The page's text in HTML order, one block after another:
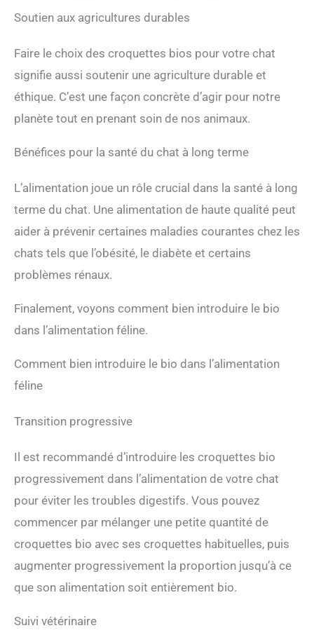
Soutien aux agricultures durables
Faire le choix des croquettes bios pour votre chat
signifie aussi soutenir une agriculture durable et
éthique. C’est une façon concrète d’agir pour notre
planète tout en prenant soin de nos animaux.
Bénéfices pour la santé du chat à long terme
L’alimentation joue un rôle crucial dans la santé à long
terme du chat. Une alimentation de haute qualité peut
aider à prévenir certaines maladies courantes chez les
chats tels que l’obésité, le diabète et certains
problèmes rénaux.
Finalement, voyons comment bien introduire le bio
dans l’alimentation féline.
Comment bien introduire le bio dans l’alimentation
féline
Transition progressive
Il est recommandé d’introduire les croquettes bio
progressivement dans l’alimentation de votre chat
pour éviter les troubles digestifs. Vous pouvez
commencer par mélanger une petite quantité de
croquettes bio avec ses croquettes habituelles, puis
augmenter progressivement la proportion jusqu’à ce
que son alimentation soit entièrement bio.
Suivi vétérinaire